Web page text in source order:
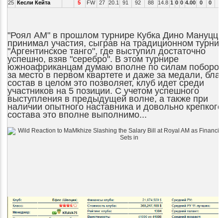
25 Кесли Кейта 5 FW 27 20.1 91 92 88 14.8 1 0 0 4.00 0 0
"Роял АМ" в прошлом турнире Кубка Дино
принимал участия, сыграв на традиционном
"Аргентинское танго", где выступил достаточно
успешно, взяв "серебро". В этом турнире
южноафриканцам думаю вполне по силам
за место в первом квартете и даже за медали,
состав в целом это позволяет, клуб идет среди
участников на 5 позиции. С учетом успешного
выступления в предыдущей волне, а также при
наличии опытного наставника и довольно крепкого
состава это вполне выполнимо...